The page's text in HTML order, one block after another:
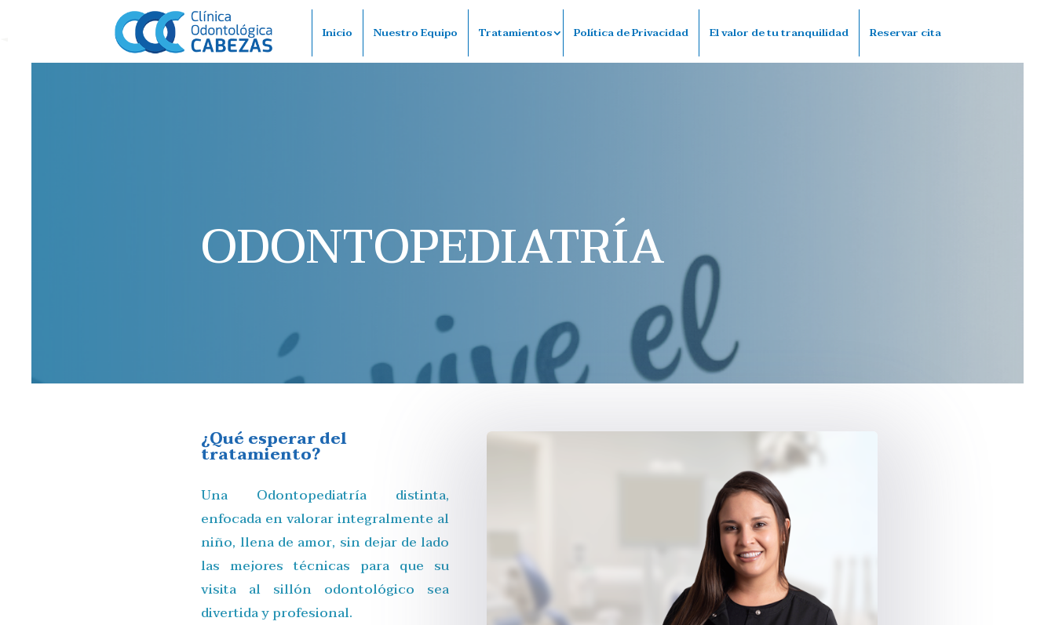
Inicio Nuestro Equipo Tratamientos Política de Privacidad El valor de tu tranquilidad Reservar cita
ODONTOPEDIATRÍA
¿Qué esperar del
tratamiento?
Una Odontopediatría distinta,
enfocada en valorar integralmente al
niño, llena de amor, sin dejar de lado
las mejores técnicas para que su
visita al sillón odontológico sea
divertida y profesional.